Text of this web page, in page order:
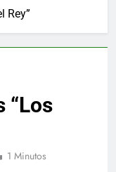
Rey”
“Los
1 Minutos